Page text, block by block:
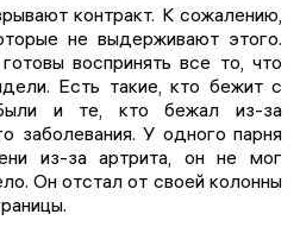
контракт. К сожалению,
не выдерживают этого.
воспринять все то, что
Есть такие, кто бежит с
Были и те, кто бежал из-за
заболевания. У одного парня
из-за артрита, он не мог
Он отстал от своей колонны